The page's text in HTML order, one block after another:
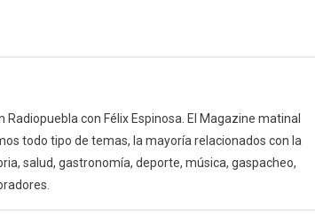
Radiopuebla con Félix Espinosa. El Magazine matinal
todo tipo de temas, la mayoría relacionados con la
salud, gastronomía, deporte, música, gaspacheo,